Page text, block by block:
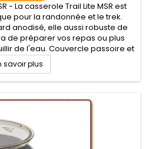
- La casserole Trail Lite MSR est
pour la randonnée et le trek.
anodisé, elle aussi robuste de
de préparer vos repas ou plus
de l'eau. Couvercle passoire et
repliable.
savoir plus